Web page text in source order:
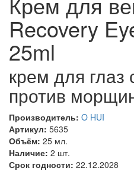
Recovery
25ml
крем для глаз
против
Производитель: O HUI
Артикул: 5635
Объём: 25 мл.
Наличие: 2 шт.
Срок годности: 22.12.2028